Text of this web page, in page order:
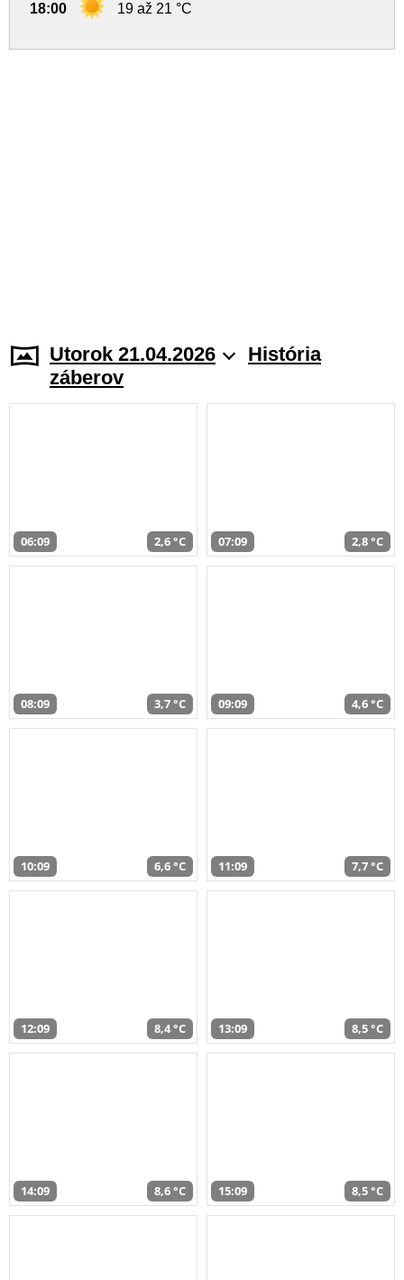
18:00 19 až 21 °C
Utorok 21.04.2026
História
záberov
06:09 2,6 °C 07:09 2,8 °C
08:09 3,7 °C 09:09 4,6 °C
10:09 6,6 °C 11:09 7,7 °C
12:09 8,4 °C 13:09 8,5 °C
14:09 8,6 °C 15:09 8,5 °C